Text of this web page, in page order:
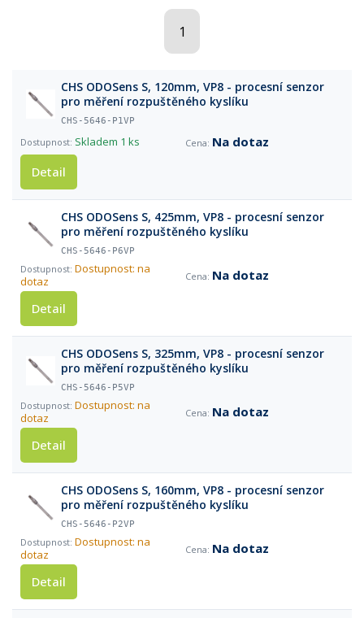
1
CHS ODOSens S, 120mm, VP8 - procesní senzor
pro měření rozpuštěného kyslíku
CHS-5646-P1VP
Skladem 1 ks
Na dotaz
Detail
CHS ODOSens S, 425mm, VP8 - procesní senzor
pro měření rozpuštěného kyslíku
CHS-5646-P6VP
Dostupnost: na
dotaz
Na dotaz
Detail
CHS ODOSens S, 325mm, VP8 - procesní senzor
pro měření rozpuštěného kyslíku
CHS-5646-P5VP
Dostupnost: na
dotaz
Na dotaz
Detail
CHS ODOSens S, 160mm, VP8 - procesní senzor
pro měření rozpuštěného kyslíku
CHS-5646-P2VP
Dostupnost: na
dotaz
Na dotaz
Detail